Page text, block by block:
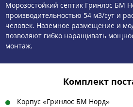
Морозостойкий септик Гринлос БМ
производительностью 54 м3/сут и
человек. Наземное размещение и
позволяют гибко наращивать
монтаж.
Комплект
Корпус «Гринлос БМ Норд»